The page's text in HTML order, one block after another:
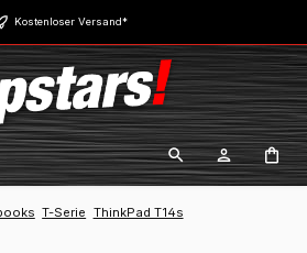
Kostenloser Versand*
T-Serie ThinkPad T14s